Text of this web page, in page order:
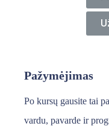
Pažymėjimas
Po kursų gausite tai
vardu, pavarde ir